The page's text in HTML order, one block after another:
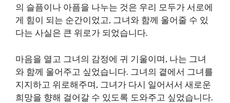
의 슬픔이나 아픔을 나누는 것은 우리 모두가 서로에
게 힘이 되는 순간이었고, 그녀와 함께 울어줄 수 있
다는 사실은 큰 위로가 되었습니다.
마음을 열고 그녀의 감정에 귀 기울이며, 나는 그녀
와 함께 울어주고 싶었습니다. 그녀의 곁에서 그녀를
지지하고 위로해주며, 그녀가 다시 일어서서 새로운
희망을 향해 걸어갈 수 있도록 도와주고 싶었습니다.